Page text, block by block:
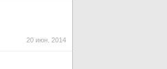
20 июн. 2014